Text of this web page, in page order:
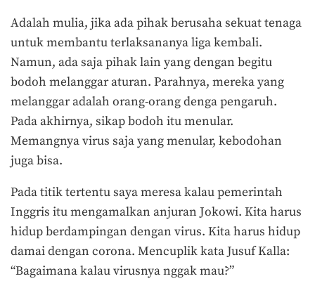
Adalah mulia, jika ada pihak berusaha sekuat tenaga
untuk membantu terlaksananya liga kembali.
Namun, ada saja pihak lain yang dengan begitu
bodoh melanggar aturan. Parahnya, mereka yang
melanggar adalah orang-orang denga pengaruh.
Pada akhirnya, sikap bodoh itu menular.
Memangnya virus saja yang menular, kebodohan
juga bisa.
Pada titik tertentu saya meresa kalau pemerintah
Inggris itu mengamalkan anjuran Jokowi. Kita harus
hidup berdampingan dengan virus. Kita harus hidup
damai dengan corona. Mencuplik kata Jusuf Kalla:
“Bagaimana kalau virusnya nggak mau?”